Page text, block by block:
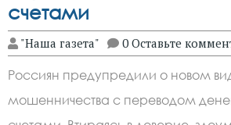
счетами
"Наша газета" 0 Оставьте
Россиян предупредили о новом
мошенничества с переводом